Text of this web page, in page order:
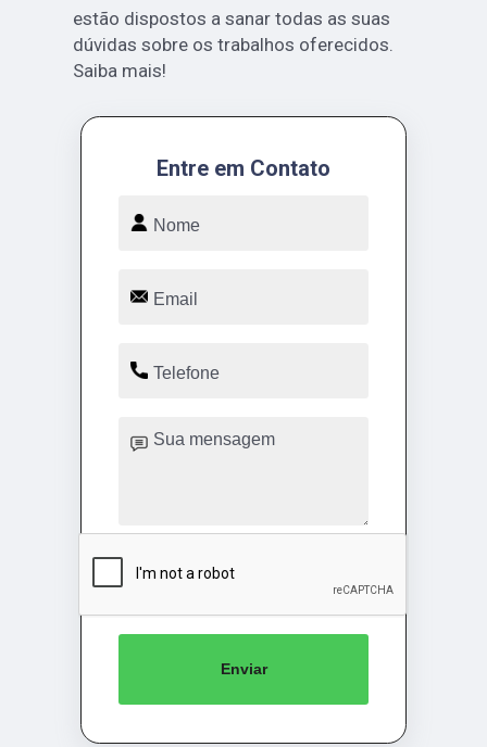
estão dispostos a sanar todas as suas
dúvidas sobre os trabalhos oferecidos.
Saiba mais!
Entre em Contato
Enviar